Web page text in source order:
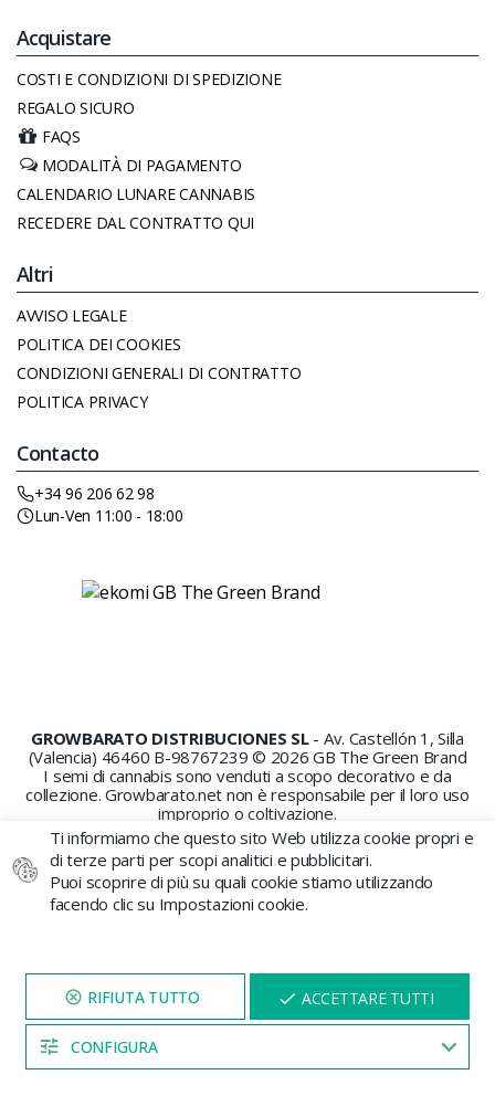
Acquistare
COSTI E CONDIZIONI DI SPEDIZIONE
REGALO SICURO
FAQS
MODALITÀ DI PAGAMENTO
CALENDARIO LUNARE CANNABIS
RECEDERE DAL CONTRATTO QUI
Altri
AVVISO LEGALE
POLITICA DEI COOKIES
CONDIZIONI GENERALI DI CONTRATTO
POLITICA PRIVACY
Contacto
+34 96 206 62 98
Lun-Ven 11:00 - 18:00
GROWBARATO DISTRIBUCIONES SL - Av. Castellón 1, Silla
(Valencia) 46460 B-98767239 © 2026 GB The Green Brand
I semi di cannabis sono venduti a scopo decorativo e da
collezione. Growbarato.net non è responsabile per il loro uso
improprio o coltivazione.
PAGAMENTO SICURO
Ti informiamo che questo sito Web utilizza cookie propri e
di terze parti per scopi analitici e pubblicitari.
Puoi scoprire di più su quali cookie stiamo utilizzando
facendo clic su Impostazioni cookie.
CONFIGURA
ACCETTARE TUTTI
VISITA IL NOSTRO SITO
PER 5 MINUTI E QUI
APPARIRÀ UNOSCONTO
04:53